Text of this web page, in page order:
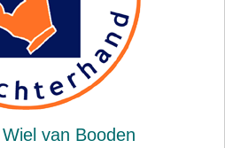
Wiel van Booden